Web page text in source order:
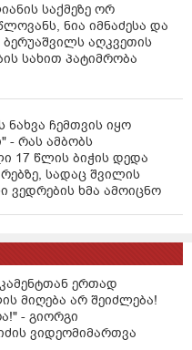
საქმეზე ორ
ნია იმნაძესა და
ბერუაშვილს აღკვეთის
სახით პატიმრობა
ნახვა ჩემთვის იყო
- რას ამბობს
17 წლის ბიჭის დედა
სადაც შვილის
ვედრების ხმა ამოიცნო
ერთად
მიღება არ შეიძლება!
- გიორგი
ვიდეომიმართვა